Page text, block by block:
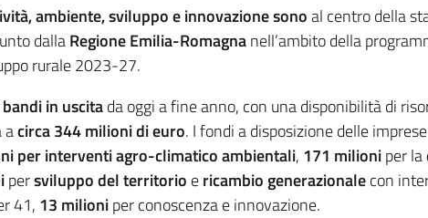
ambiente, sviluppo e innovazione sonoal centro della
dallaRegione Emilia-Romagnanell’ambito della
rurale 2023-27.
in uscitada oggi a fine anno, con una disponibilità di
acirca 344milioni di euro. I fondi a disposizione delle
per interventi agro-climatico ambientali, 171 milioniper la
persviluppo del territorio ericambio generazionalecon
41, 13 milioniper conoscenza e innovazione.